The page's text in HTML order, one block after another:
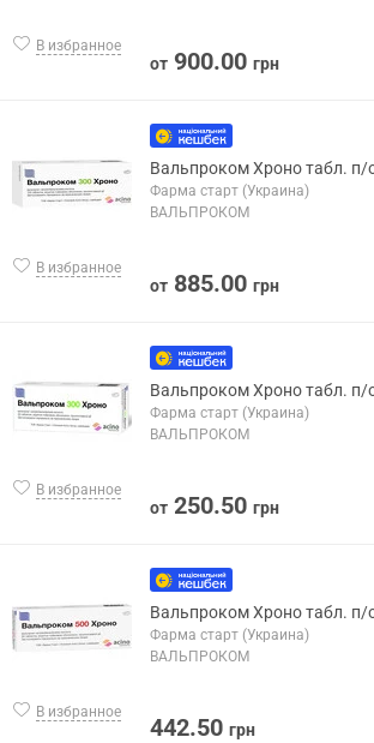
В избранное
от 900.00 грн
В избранное
Вальпроком Хроно табл.
Фарма старт (Украина)
ВАЛЬПРОКОМ
от 885.00 грн
В избранное
Вальпроком Хроно табл.
Фарма старт (Украина)
ВАЛЬПРОКОМ
от 250.50 грн
В избранное
Вальпроком Хроно табл.
Фарма старт (Украина)
ВАЛЬПРОКОМ
442.50 грн